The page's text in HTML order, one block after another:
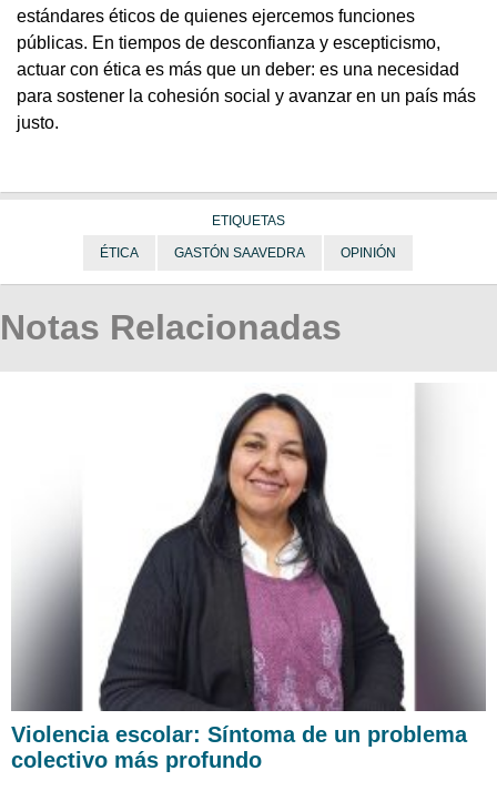
estándares éticos de quienes ejercemos funciones
públicas. En tiempos de desconfianza y escepticismo,
actuar con ética es más que un deber: es una necesidad
para sostener la cohesión social y avanzar en un país más
justo.
ETIQUETAS
ÉTICA GASTÓN SAAVEDRA OPINIÓN
Notas Relacionadas
Violencia escolar: Síntoma de un problema
colectivo más profundo